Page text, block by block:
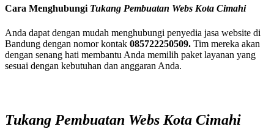
Cara Menghubungi Tukang Pembuatan Webs Kota Cimahi
Anda dapat dengan mudah menghubungi penyedia jasa website di
Bandung dengan nomor kontak 085722250509. Tim mereka akan
dengan senang hati membantu Anda memilih paket layanan yang
sesuai dengan kebutuhan dan anggaran Anda.
Tukang Pembuatan Webs Kota Cimahi